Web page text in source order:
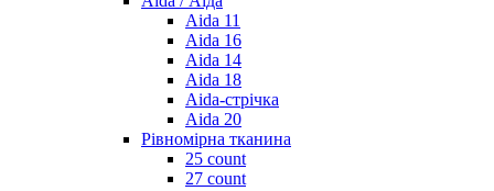
Aida 11
Aida 16
Aida 14
Aida 18
Aida-стрічка
Aida 20
Рівномірна тканина
25 count
27 count